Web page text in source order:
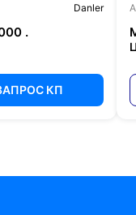
Danler
.
КП